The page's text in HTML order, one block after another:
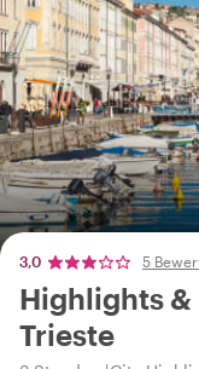
3,0 5
Highlights &
Trieste